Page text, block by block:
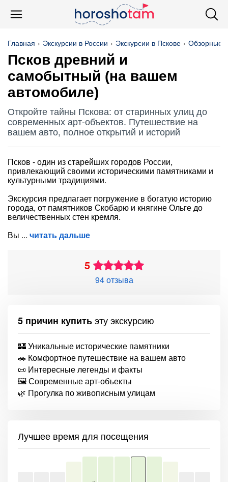
Главная Экскурсии в России Экскурсии в Пскове Обзорные
Псков древний и
самобытный (на вашем
автомобиле)
Откройте тайны Пскова: от старинных улиц до
современных арт-объектов. Путешествие на
вашем авто, полное открытий и историй
Псков - один из старейших городов России,
привлекающий своими историческими памятниками и
культурными традициями.
Экскурсия предлагает погружение в богатую историю
города, от памятников Скобарю и княгине Ольге до
величественных стен кремля.
Вы
читать дальше
5
94 отзыва
5 причин купитьэту экскурсию
🏰 Уникальные исторические памятники
🚗 Комфортное путешествие на вашем авто
📜 Интересные легенды и факты
🖼️ Современные арт-объекты
🌿 Прогулка по живописным улицам
Лучшее время для посещения